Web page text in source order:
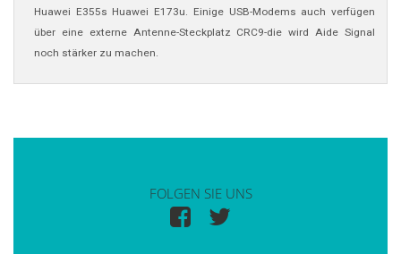
Huawei E355s Huawei E173u. Einige USB-Modems auch verfügen
über eine externe Antenne-Steckplatz CRC9-die wird Aide Signal
noch stärker zu machen.
FOLGEN SIE UNS